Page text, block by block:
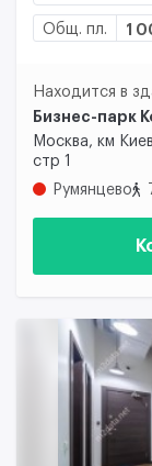
Общ. пл. 1
Находится в
Бизнес-парк
Москва, км
стр 1
Румянцево